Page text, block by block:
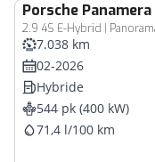
Porsche Panamera
7.038 km
02-2026
Hybride
544 pk (400 kW)
71,4 l/100 km